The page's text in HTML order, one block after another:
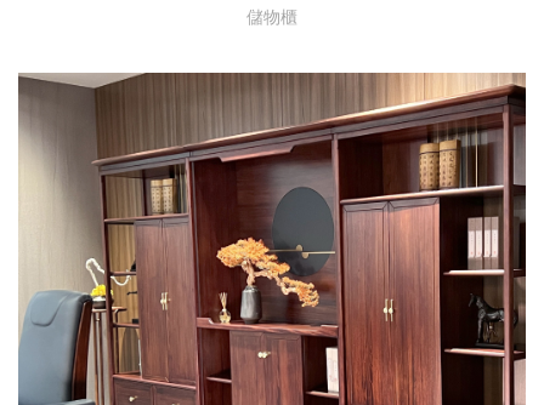
儲物櫃